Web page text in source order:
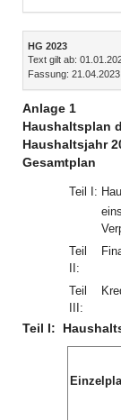
Inhalt
HG 2023
Text gilt ab:
Fassung: 21.04.2023
Anlage 1
Haushaltsplan
Haushaltsjahr
Gesamtplan
Teil I:
Teil
II:
Teil
III:
Teil I: